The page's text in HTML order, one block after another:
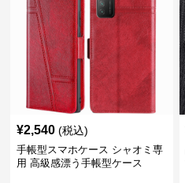
¥2,540 (税込)
手帳型スマホケース シャオミ専
用 高級感漂う手帳型ケース